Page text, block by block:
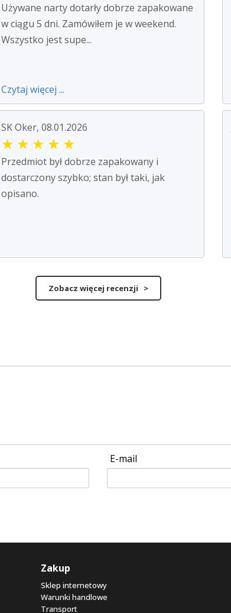
Używane narty dotarły dobrze zapakowane
w ciągu 5 dni. Zamówiłem je w weekend.
Wszystko jest supe...
Czytaj więcej ...
SK Oker, 08.01.2026
★ ★ ★ ★ ★
Przedmiot był dobrze zapakowany i
dostarczony szybko; stan był taki, jak
opisano.
Zobacz więcej recenzji >
E-mail
Zakup
Sklep internetowy
Warunki handlowe
Transport